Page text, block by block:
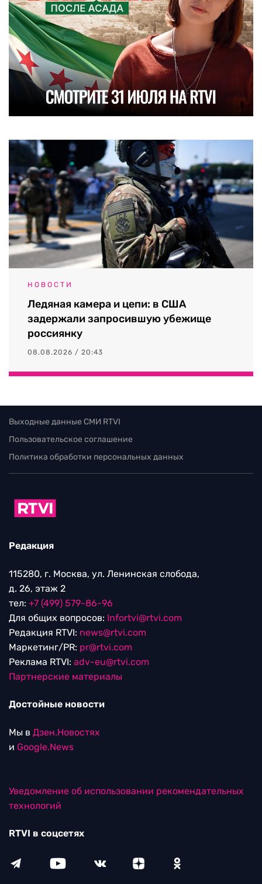
НОВОСТИ
Ледяная камера и цепи: в США
задержали запросившую убежище
россиянку
08.08.2026 / 20:43
Выходные данные СМИ RTVI
Пользовательское соглашение
Политика обработки персональных данных
Редакция
115280, г. Москва, ул. Ленинская слобода,
д. 26, этаж 2
тел: +7 (499) 579-86-96
Для общих вопросов: Infortvi@rtvi.com
Редакция RTVI: news@rtvi.com
Маркетинг/PR: pr@rtvi.com
Реклама RTVI: adv-eu@rtvi.com
Партнерские материалы
Достойные новости
Мы в Дзен.Новостях
и Google.News
Уведомление об использовании рекомендательных
технологий
RTVI в соцсетях